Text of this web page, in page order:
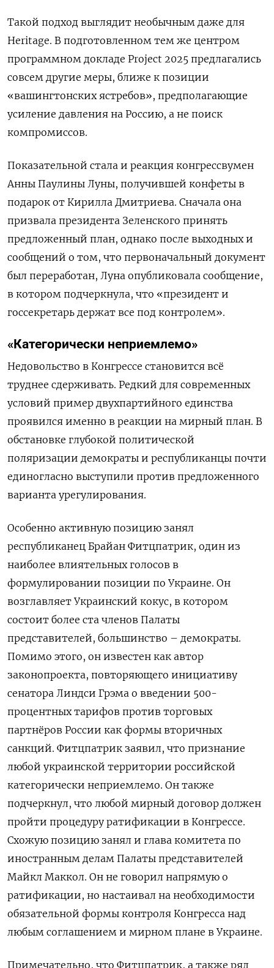
Такой подход выглядит необычным даже для
Heritage. В подготовленном тем же центром
программном докладе Project 2025 предлагались
совсем другие меры, ближе к позиции
«вашингтонских ястребов», предполагающие
усиление давления на Россию, а не поиск
компромиссов.
Показательной стала и реакция конгрессвумен
Анны Паулины Луны, получившей конфеты в
подарок от Кирилла Дмитриева. Сначала она
призвала президента Зеленского принять
предложенный план, однако после выходных и
сообщений о том, что первоначальный документ
был переработан, Луна опубликовала сообщение,
в котором подчеркнула, что «президент и
госсекретарь держат все под контролем».
«Категорически неприемлемо»
Недовольство в Конгрессе становится всё
труднее сдерживать. Редкий для современных
условий пример двухпартийного единства
проявился именно в реакции на мирный план. В
обстановке глубокой политической
поляризации демократы и республиканцы почти
единогласно выступили против предложенного
варианта урегулирования.
Особенно активную позицию занял
республиканец Брайан Фитцпатрик, один из
наиболее влиятельных голосов в
формулировании позиции по Украине. Он
возглавляет Украинский кокус, в котором
состоит более ста членов Палаты
представителей, большинство – демократы.
Помимо этого, он известен как автор
законопроекта, повторяющего инициативу
сенатора Линдси Грэма о введении 500-
процентных тарифов против торговых
партнёров России как формы вторичных
санкций. Фитцпатрик заявил, что признание
любой украинской территории российской
категорически неприемлемо. Он также
подчеркнул, что любой мирный договор должен
пройти процедуру ратификации в Конгрессе.
Схожую позицию занял и глава комитета по
иностранным делам Палаты представителей
Майкл Маккол. Он не говорил напрямую о
ратификации, но настаивал на необходимости
обязательной формы контроля Конгресса над
любым соглашением и мирном плане в Украине.
Примечательно, что Фитцпатрик, а также ряд